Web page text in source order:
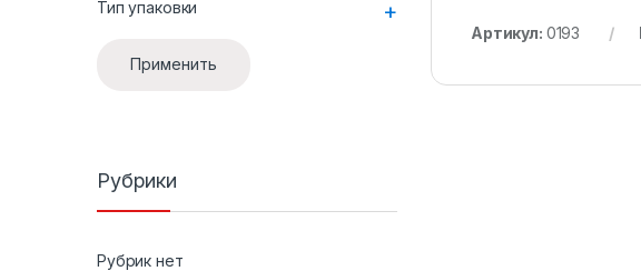
Артикул: 0193
Тип упаковки +
Применить
Рубрики
Рубрик нет